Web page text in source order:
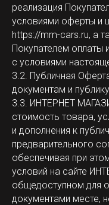
реализация
условиями оферты и
https://mm-cars.ru, а
Покупателем оплаты
с условиями
3.2. Публичная
документам и
3.3. ИНТЕРНЕТ
стоимость товара,
и дополнения к
предварительного
обеспечивая при
условий на сайте
общедоступном для
документами месте,